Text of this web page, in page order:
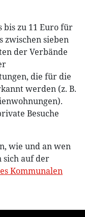
bis zu 11 Euro für
zwischen sieben
der Verbände
die für die
werden (z. B.
Besuche
wie und an wen
sich auf der
Kommunalen